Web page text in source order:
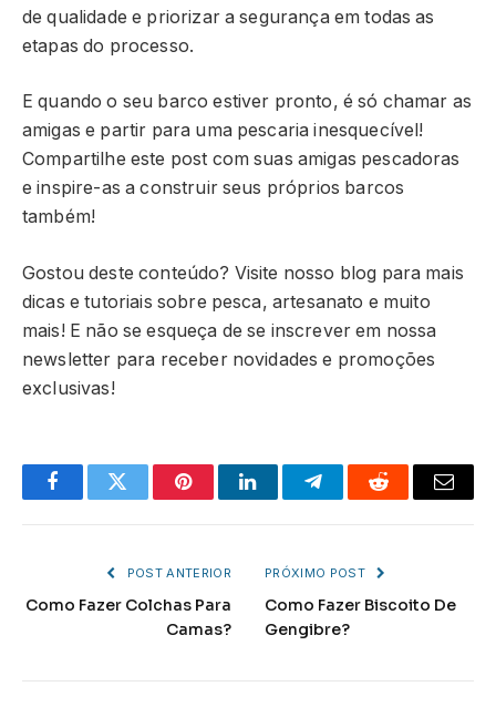
de qualidade e priorizar a segurança em todas as
etapas do processo.
E quando o seu barco estiver pronto, é só chamar as
amigas e partir para uma pescaria inesquecível!
Compartilhe este post com suas amigas pescadoras
e inspire-as a construir seus próprios barcos
também!
Gostou deste conteúdo? Visite nosso blog para mais
dicas e tutoriais sobre pesca, artesanato e muito
mais! E não se esqueça de se inscrever em nossa
newsletter para receber novidades e promoções
exclusivas!
FacebookTwitter PinterestLinkedInTelegramReddit Email
POST ANTERIOR
Como Fazer Colchas Para
Camas?
PRÓXIMO POST
Como Fazer Biscoito De
Gengibre?